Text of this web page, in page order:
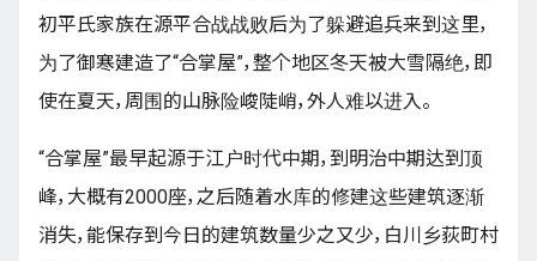
初平氏家族在源平合战战败后为了躲避追兵来到这里，
为了御寒建造了“合掌屋”，整个地区冬天被大雪隔绝，即
使在夏天，周围的山脉险峻陡峭，外人难以进入。
“合掌屋”最早起源于江户时代中期，到明治中期达到顶
峰，大概有2000座，之后随着水库的修建这些建筑逐渐
消失，能保存到今日的建筑数量少之又少，白川乡荻町村